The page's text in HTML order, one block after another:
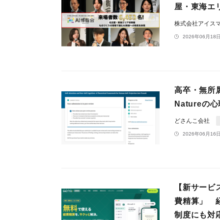
屋・東海エ
株式会社アイス
2026年06月18
高卒・無所
Natureの
どさんこ会社
2026年06月16
【新サー
費精算」
制度にも対